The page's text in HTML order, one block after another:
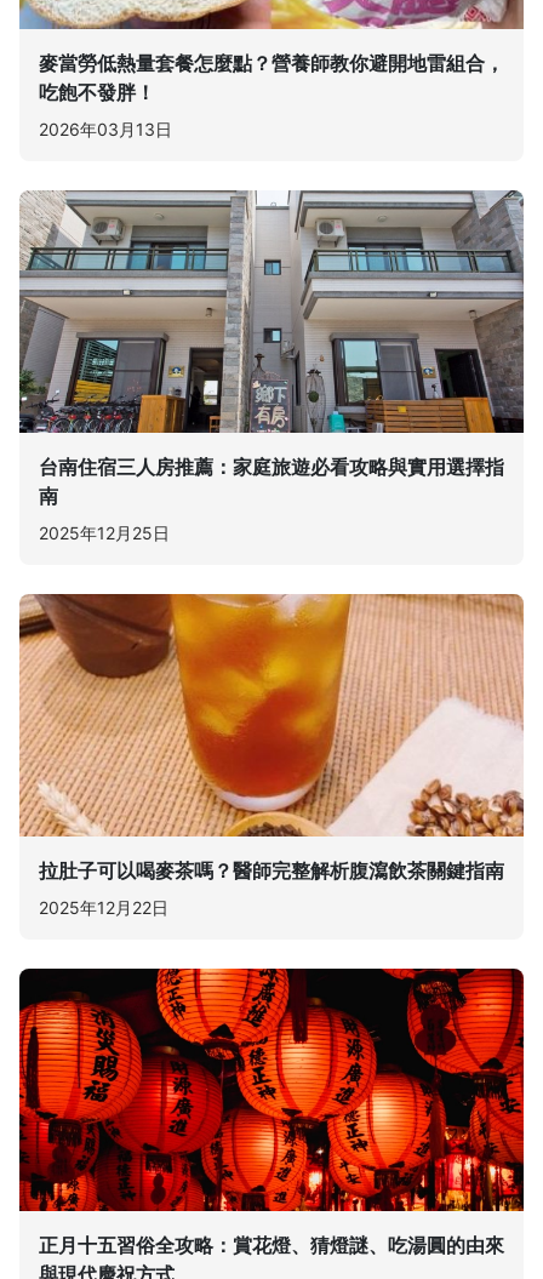
麥當勞低熱量套餐怎麼點？營養師教你避開地雷組合，
吃飽不發胖！
2026年03月13日
台南住宿三人房推薦：家庭旅遊必看攻略與實用選擇指
南
2025年12月25日
拉肚子可以喝麥茶嗎？醫師完整解析腹瀉飲茶關鍵指南
2025年12月22日
正月十五習俗全攻略：賞花燈、猜燈謎、吃湯圓的由來
與現代慶祝方式